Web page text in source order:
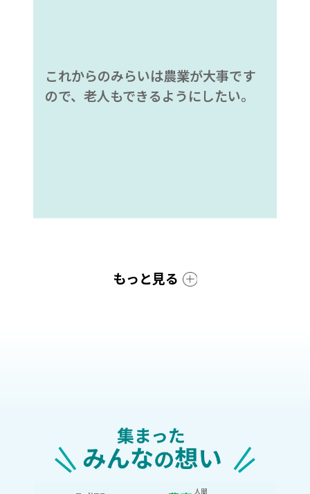
これからのみらいは農業が大事です
ので、老人もできるようにしたい。
もっと見る